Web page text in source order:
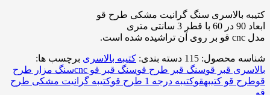
کتیبه بالاسری سنگ گرانیت مشکی طرح قو
ابعاد 90 در 60 با قطر 3 سانتی متری
مدل cnc قو بر روی آن تراشیده شده است.
شناسه محصول: 115 دسته بندی: کتیبه بالاسری برچسب ها:
بالاسری قبر قوسنگ قبر طرح قوسنگ قبر قو cnc
سنگ مزار طرح
قوطرح قو کتیبهقوکتیبه درجه 1 طرح قو
کتیبه گرانیت مشکی طرح
قو